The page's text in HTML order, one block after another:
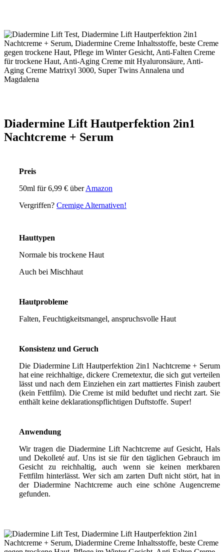
Diadermine Lift Hautperfektion 2in1
Nachtcreme + Serum
Preis
50ml für 6,99 € überAmazon
Vergriffen? Cremige Alternativen!
Hauttypen
Normale bis trockene Haut
Auch bei Mischhaut
Hautprobleme
Falten, Feuchtigkeitsmangel, anspruchsvolle Haut
Konsistenz und Geruch
Die Diadermine Lift Hautperfektion 2in1 Nachtcreme + Serum
hat eine reichhaltige, dickere Cremetextur, die sich gut verteilen
lässt und nach dem Einziehen ein zart mattiertes Finish zaubert
(kein Fettfilm). Die Creme ist mild beduftet und riecht zart. Sie
enthält keine deklarationspflichtigen Duftstoffe. Super!
Anwendung
Wir tragen die Diadermine Lift Nachtcreme auf Gesicht, Hals
und Dekolleté auf. Uns ist sie für den täglichen Gebrauch im
Gesicht zu reichhaltig, auch wenn sie keinen merkbaren
Fettfilm hinterlässt. Wer sich am zarten Duft nicht stört, hat in
der Diadermine Nachtcreme auch eine schöne Augencreme
gefunden.